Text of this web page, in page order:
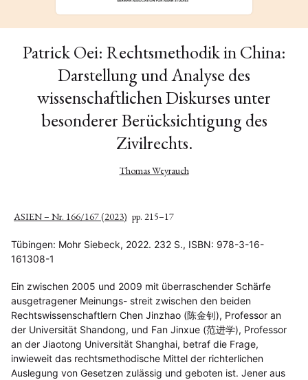
Patrick Oei: Rechtsmethodik in China:
Darstellung und Analyse des
wissenschaftlichen Diskurses unter
besonderer Berücksichtigung des
Zivilrechts.
Thomas Weyrauch
ASIEN – Nr. 166/167 (2023) pp. 215–17
Tübingen: Mohr Siebeck, 2022. 232 S., ISBN: 978-3-16-
161308-1
Ein zwischen 2005 und 2009 mit überraschender Schärfe
ausgetragener Meinungs- streit zwischen den beiden
Rechtswissenschaftlern Chen Jinzhao (陈金钊), Professor an
der Universität Shandong, und Fan Jinxue (范进学), Professor
an der Jiaotong Universität Shanghai, betraf die Frage,
inwieweit das rechtsmethodische Mittel der richterlichen
Auslegung von Gesetzen zulässig und geboten ist. Jener aus